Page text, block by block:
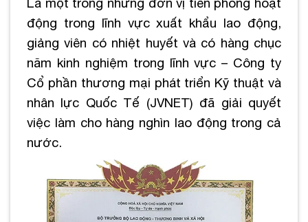
động trong lĩnh vực xuất khẩu lao động,
giảng viên có nhiệt huyết và có hàng chục
năm kinh nghiệm trong lĩnh vực – Công ty
Cổ phần thương mại phát triển Kỹ thuật và
nhân lực Quốc Tế (JVNET) đã giải quyết
việc làm cho hàng nghìn lao động trong cả
nước.